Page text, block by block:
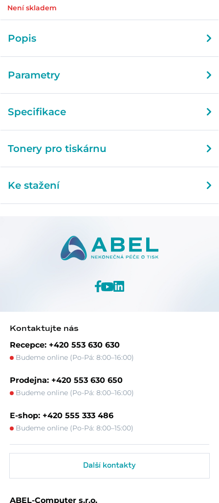
Není skladem
Popis
Parametry
Specifikace
Tonery pro tiskárnu
Ke stažení
Kontaktujte nás
Recepce: +420 553 630 630
Budeme online (Po-Pá: 8:00–16:00)
Prodejna: +420 553 630 650
Budeme online (Po-Pá: 8:00–16:00)
E-shop: +420 555 333 486
Budeme online (Po-Pá: 8:00–15:00)
Další kontakty
ABEL-Computer s.r.o.